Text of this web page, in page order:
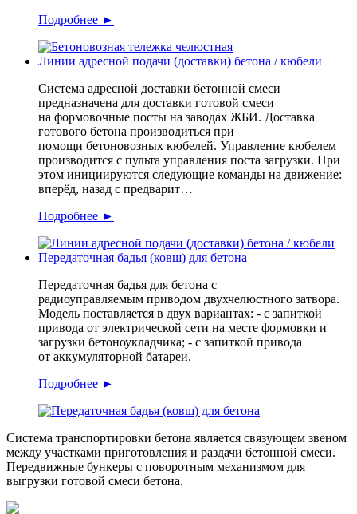
Подробнее ►
Линии адресной подачи (доставки) бетона / кюбели
Система адресной доставки бетонной смеси
предназначена для доставки готовой смеси
на формовочные посты на заводах ЖБИ. Доставка
готового бетона производиться при
помощи бетоновозных кюбелей. Управление кюбелем
производится с пульта управления поста загрузки. При
этом инициируются следующие команды на движение:
вперёд, назад с предварит…
Подробнее ►
Передаточная бадья (ковш) для бетона
Передаточная бадья для бетона с
радиоуправляемым приводом двухчелюстного затвора.
Модель поставляется в двух вариантах: - с запиткой
привода от электрической сети на месте формовки и
загрузки бетоноукладчика; - с запиткой привода
от аккумуляторной батареи.
Подробнее ►
Система транспортировки бетона является связующем звеном
между участками приготовления и раздачи бетонной смеси.
Передвижные бункеры с поворотным механизмом для
выгрузки готовой смеси бетона.